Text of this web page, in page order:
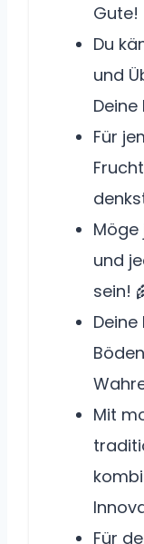
Gute!
Du
und
Deine
Für
und
sein!
Mit
Für